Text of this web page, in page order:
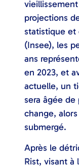
projections
statistique et
(Insee), les
ans
en 2023, et
actuelle, un
sera âgée de
change,
submergé.
Après le
Rist, visant à